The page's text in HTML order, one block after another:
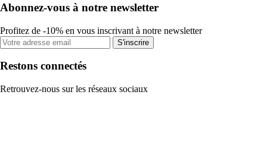
Abonnez-vous à notre newsletter
Profitez de -10% en vous inscrivant à notre newsletter
S'inscrire
Restons connectés
Retrouvez-nous sur les réseaux sociaux